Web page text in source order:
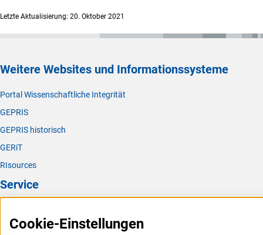
Letzte Aktualisierung: 20. Oktober 2021
Weitere Websites und Informationssysteme
Portal Wissenschaftliche Integrität
GEPRIS
GEPRIS historisch
GERiT
RIsources
Service
FAQCookie-Einstellungen